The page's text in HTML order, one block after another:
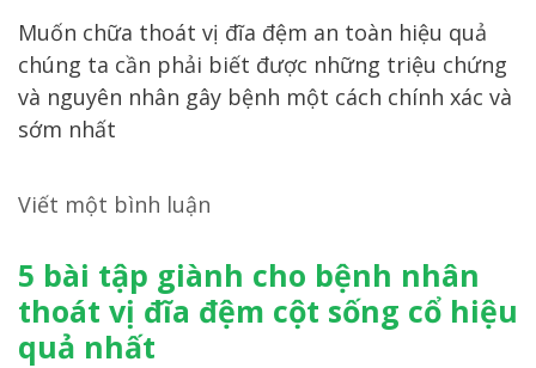
Muốn chữa thoát vị đĩa đệm an toàn hiệu quả
chúng ta cần phải biết được những triệu chứng
và nguyên nhân gây bệnh một cách chính xác và
sớm nhất
Viết một bình luận
5 bài tập giành cho bệnh nhân
thoát vị đĩa đệm cột sống cổ hiệu
quả nhất